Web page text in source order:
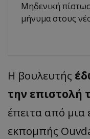
Μηδενική
μήνυμα στους
Η βουλευτής
την επιστολή
έπειτα από μια
εκπομπής